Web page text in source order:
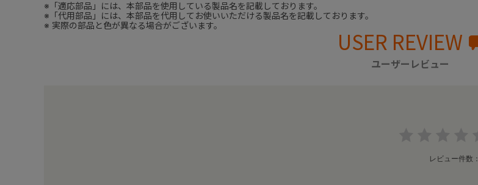
※「適応部品」には、本部品を使用している製品名を記載しております。
※「代用部品」には、本部品を代用してお使いいただける製品名を記載しております。
※ 実際の部品と色が異なる場合がございます。
USER REVIEW
ユーザーレビュー
レビュー件数：